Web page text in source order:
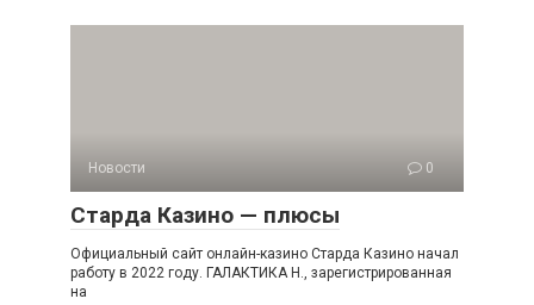
Новости 0
Старда Казино — плюсы
Официальный сайт онлайн-казино Старда Казино начал
работу в 2022 году. ГАЛАКТИКА Н., зарегистрированная
на